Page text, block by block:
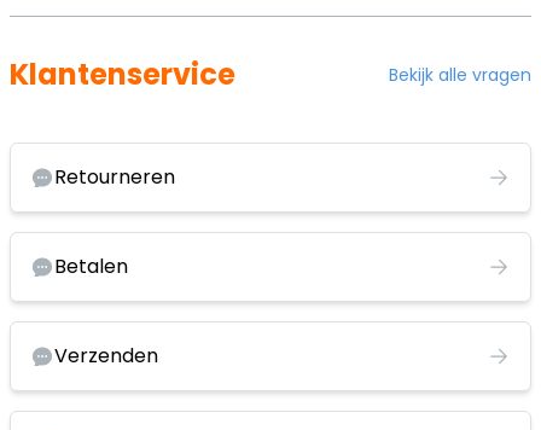
Klantenservice Bekijk alle vragen
Retourneren
Betalen
Verzenden